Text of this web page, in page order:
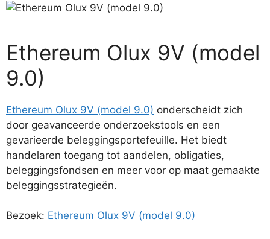
Ethereum Olux 9V (model
9.0)
Ethereum Olux 9V (model 9.0) onderscheidt zich
door geavanceerde onderzoekstools en een
gevarieerde beleggingsportefeuille. Het biedt
handelaren toegang tot aandelen, obligaties,
beleggingsfondsen en meer voor op maat gemaakte
beleggingsstrategieën.
Bezoek: Ethereum Olux 9V (model 9.0)